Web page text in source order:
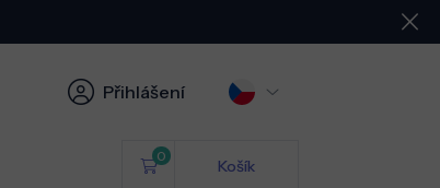
Přihlášení
0
Košík